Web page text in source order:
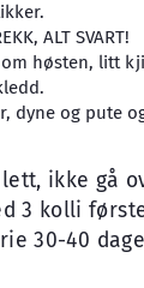
ALT SVART!
høsten, litt
dyne og pute
ikke gå
3 kolli
30-40